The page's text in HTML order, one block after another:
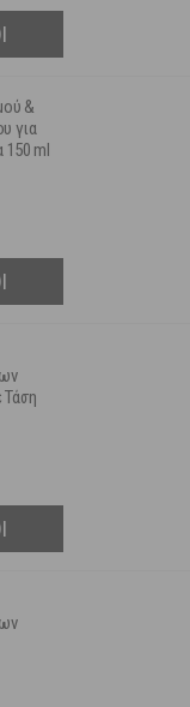
&
για
150 ml
Τάση